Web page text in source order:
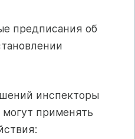
предписания об
инспекторы
применять